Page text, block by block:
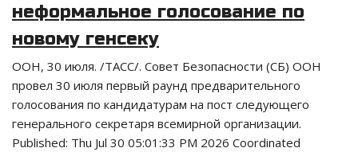
неформальное голосование по
новому генсеку
ООН, 30 июля. /ТАСС/. Совет Безопасности (СБ) ООН
провел 30 июля первый раунд предварительного
голосования по кандидатурам на пост следующего
генерального секретаря всемирной организации.
Published: Thu Jul 30 05:01:33 PM 2026 Coordinated